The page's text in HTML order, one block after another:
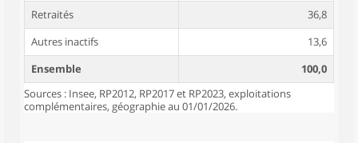
Retraités
36,8
Autres inactifs
13,6
Ensemble
100,0
Sources : Insee, RP2012, RP2017 et RP2023, exploitations
complémentaires, géographie au 01/01/2026.